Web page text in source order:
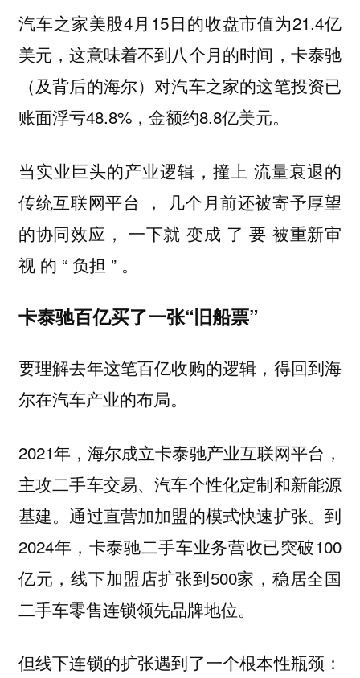
汽车之家美股4月15日的收盘市值为21.4亿
美元，这意味着不到八个月的时间，卡泰驰
（及背后的海尔）对汽车之家的这笔投资已
账面浮亏48.8%，金额约8.8亿美元。
当实业巨头的产业逻辑，撞上 流量衰退的
传统互联网平台 ， 几个月前还被寄予厚望
的协同效应， 一下就 变成 了 要 被重新审
视 的 “ 负担 ” 。
卡泰驰百亿买了一张“旧船票”
要理解去年这笔百亿收购的逻辑，得回到海
尔在汽车产业的布局。
2021年，海尔成立卡泰驰产业互联网平台，
主攻二手车交易、汽车个性化定制和新能源
基建。通过直营加加盟的模式快速扩张。到
2024年，卡泰驰二手车业务营收已突破100
亿元，线下加盟店扩张到500家，稳居全国
二手车零售连锁领先品牌地位。
但线下连锁的扩张遇到了一个根本性瓶颈：